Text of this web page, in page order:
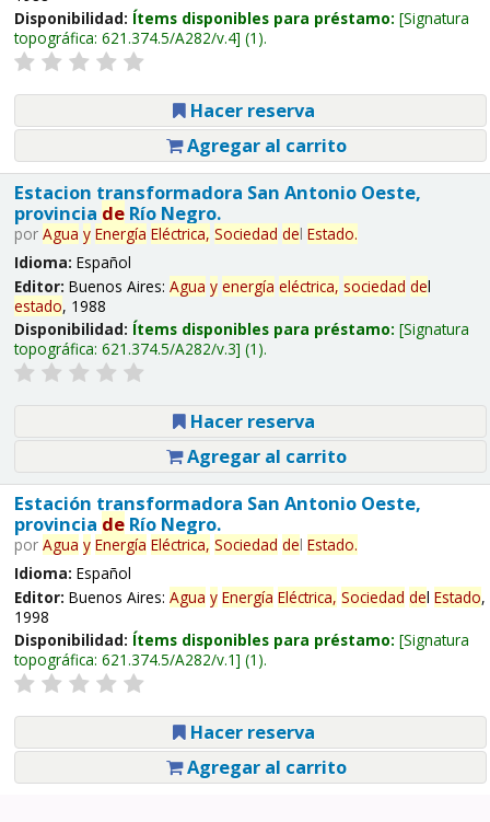
Disponibilidad: Ítems disponibles para préstamo: Signatura
topográfica: 621.374.5/A282/v.4 (1).
Hacer reserva
Agregar al carrito
Estacion transformadora San Antonio Oeste,
provincia deRío Negro.
por Agua y Energía Eléctrica, Sociedad del Estado.
Idioma: Español
Editor: Buenos Aires: Agua y energía eléctrica, sociedad del
estado, 1988
Disponibilidad: Ítems disponibles para préstamo: Signatura
topográfica: 621.374.5/A282/v.3 (1).
Hacer reserva
Agregar al carrito
Estación transformadora San Antonio Oeste,
provincia deRío Negro.
por Agua y Energía Eléctrica, Sociedad del Estado.
Idioma: Español
Editor: Buenos Aires: Agua y Energía Eléctrica, Sociedad del Estado,
1998
Disponibilidad: Ítems disponibles para préstamo: Signatura
topográfica: 621.374.5/A282/v.1 (1).
Hacer reserva
Agregar al carrito